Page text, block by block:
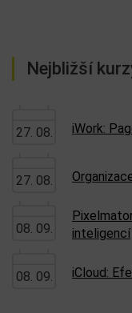
Nejbližší
27. 08. iWork:
27. 08.
08. 09.
inteligencí
08. 09. iCloud: